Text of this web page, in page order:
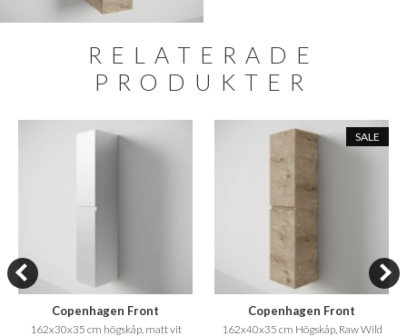
RELATERADE
PRODUKTER
Copenhagen Front
162x30x35 cm högskåp, matt vit
SALE
Copenhagen Front
162x40x35 cm Högskåp, Raw Wild